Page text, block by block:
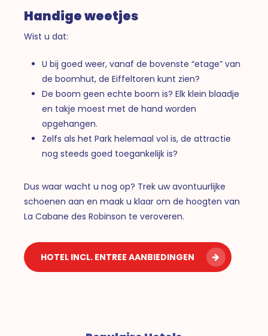
Handige weetjes
Wist u dat:
U bij goed weer, vanaf de bovenste “etage” van
de boomhut, de Eiffeltoren kunt zien?
De boom geen echte boom is? Elk klein blaadje
en takje moest met de hand worden
opgehangen.
Zelfs als het Park helemaal vol is, de attractie
nog steeds goed toegankelijk is?
Dus waar wacht u nog op? Trek uw avontuurlijke
schoenen aan en maak u klaar om de hoogten van
La Cabane des Robinson te veroveren.
HOTEL INCL. ENTREE AANBIEDINGEN